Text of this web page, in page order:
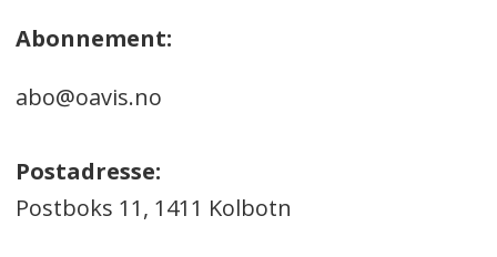
Abonnement:
abo@oavis.no
Postadresse:
Postboks 11, 1411 Kolbotn